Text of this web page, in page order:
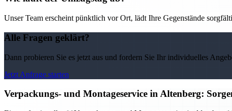
Unser Team erscheint pünktlich vor Ort, lädt Ihre Gegenstände
Alle Fragen geklärt?
Dann probieren Sie es jetzt aus und fordern Sie Ihr individuelles
Jetzt Anfrage starten
Verpackungs- und Montageservice in Altenberg: